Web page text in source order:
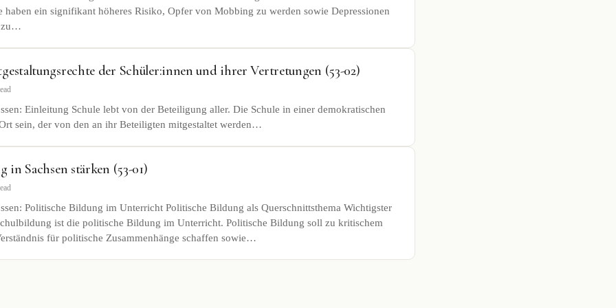
haben ein signifikant höheres Risiko, Opfer von Mobbing zu werden sowie Depressionen
zu…
der Schüler:innen und ihrer Vertretungen (53-02)
Einleitung Schule lebt von der Beteiligung aller. Die Schule in einer demokratischen
sein, der von den an ihr Beteiligten mitgestaltet werden…
in Sachsen stärken (53-01)
Politische Bildung im Unterricht Politische Bildung als Querschnittsthema Wichtigster
ist die politische Bildung im Unterricht. Politische Bildung soll zu kritischem
für politische Zusammenhänge schaffen sowie…